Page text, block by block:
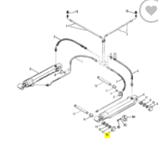
AJOUTER
LISTE
D’ENVIES